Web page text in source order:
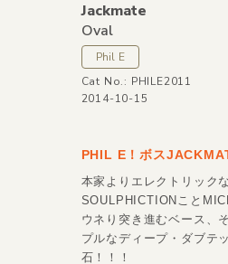
Jackmate
Oval
Phil E
Cat No.: PHILE2011
2014-10-15
PHIL E！ボス
本家よりエレクトリック
SOULPHICTIONこと
ウネり突き進むベース、
プルなディープ・ダブテ
石！！！